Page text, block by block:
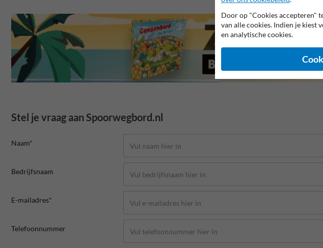
Stel je vraag aan Spoorwegbord.nl
Naam*
Bedrijfsnaam
E-mailadres*
Telefoonnummer
Door op "Cookies accepteren"
van alle cookies. Indien je kiest
en analytische cookies.